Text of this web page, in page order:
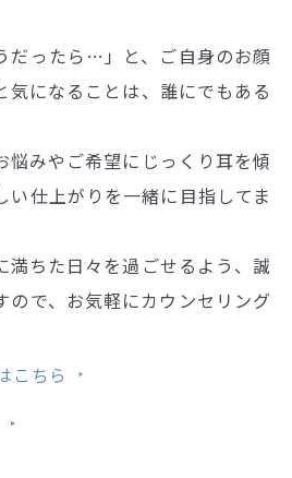
だったら…」と、ご自身のお顔
気になることは、誰にでもある
悩みやご希望にじっくり耳を傾
い仕上がりを一緒に目指してま
満ちた日々を過ごせるよう、誠
ので、お気軽にカウンセリング
こちら